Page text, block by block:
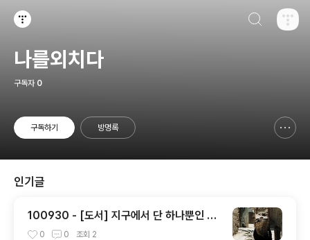
나를외치다
구독자 0
구독하기 방명록
인기글
100930 - [도서] 지구에서 단 하나뿐인 하
루들
0 0 조회 2